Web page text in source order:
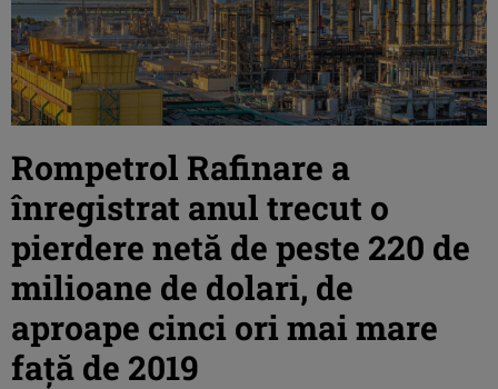
Rompetrol Rafinare a
înregistrat anul trecut o
pierdere netă de peste 220 de
milioane de dolari, de
aproape cinci ori mai mare
față de 2019